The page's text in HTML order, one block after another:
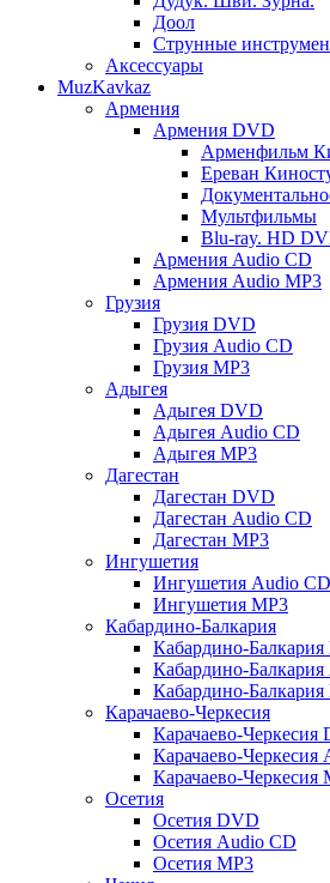
Доол
Струнные
Аксессуары
MuzKavkaz
Армения
Армения DVD
Арменфильм
Ереван
Мультфильмы
Blu-ray. HD
Армения Audio CD
Армения Audio MP3
Грузия
Грузия DVD
Грузия Audio CD
Грузия MP3
Адыгея
Адыгея DVD
Адыгея Audio CD
Адыгея MP3
Дагестан
Дагестан DVD
Дагестан Audio CD
Дагестан MP3
Ингушетия
Ингушетия Audio CD
Ингушетия MP3
Кабардино-Балкария
Кабардино-
Кабардино-
Кабардино-Балкария
Карачаево-Черкесия
Карачаево-Черкесия
Карачаево-Черкесия
Карачаево-Черкесия
Осетия
Осетия DVD
Осетия Audio CD
Осетия MP3